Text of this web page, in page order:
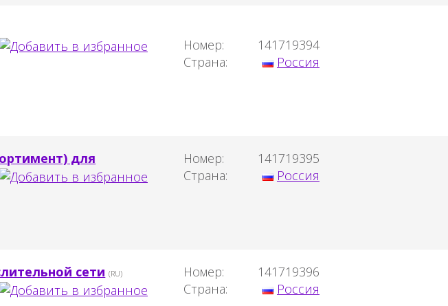
Номер:
141719394
Страна:
Россия
для
Номер:
141719395
Страна:
Россия
сети (RU) Номер:
141719396
Страна:
Россия